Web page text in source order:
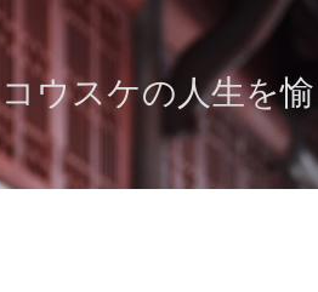
コウスケの人生を